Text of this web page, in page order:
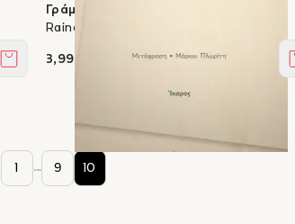
Στο καλάθι
Γράμματα σ' ένα νέο ποιητή
Rainer Maria Rilke
3,99 €
1 … 9 10